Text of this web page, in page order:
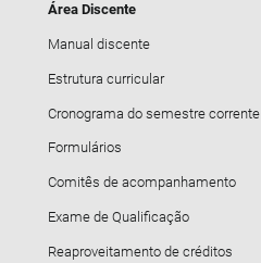
Área Discente
Manual discente
Estrutura curricular
Cronograma do semestre corrente
Formulários
Comitês de acompanhamento
Exame de Qualificação
Reaproveitamento de créditos